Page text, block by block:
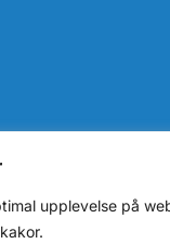
upplevelse på